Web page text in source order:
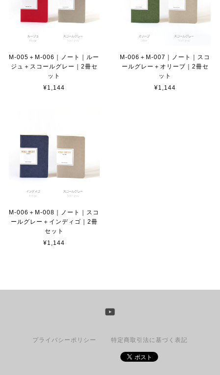
M-005＋M-006｜ノート｜ルー
ジュ＋スコールグレー｜2冊セ
ット
¥1,144
M-006＋M-007｜ノート｜スコ
ールグレー＋オリーブ｜2冊セ
ット
¥1,144
M-006＋M-008｜ノート｜スコ
ールグレー＋インディゴ｜2冊
セット
¥1,144
プライバシーポリシー 特定商取引法に基づく表記